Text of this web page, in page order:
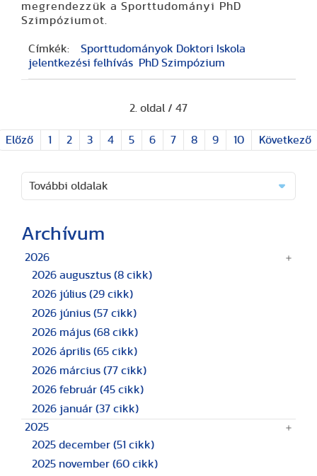
megrendezzük a Sporttudományi PhD
Szimpóziumot.
Címkék:
Sporttudományok Doktori Iskola
jelentkezési felhívás
PhD Szimpózium
2. oldal / 47
Előző 1 2 3 4 5 6 7 8 9 10 Következő
További oldalak
Archívum
2026
2026 augusztus (8 cikk)
2026 július (29 cikk)
2026 június (57 cikk)
2026 május (68 cikk)
2026 április (65 cikk)
2026 március (77 cikk)
2026 február (45 cikk)
2026 január (37 cikk)
2025
2025 december (51 cikk)
2025 november (60 cikk)